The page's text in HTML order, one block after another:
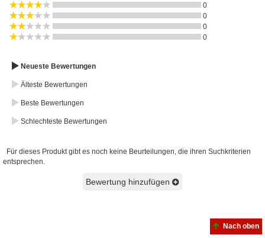
0
0
0
0
Neueste Bewertungen
Älteste Bewertungen
Beste Bewertungen
Schlechteste Bewertungen
Für dieses Produkt gibt es noch keine Beurteilungen, die ihren Suchkriterien
entsprechen.
Bewertung hinzufügen
Nach oben